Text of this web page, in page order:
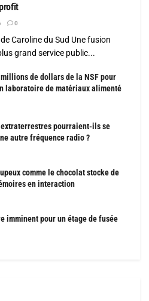
0
Caroline du Sud Une fusion
grand service public...
millions de dollars de la NSF pour
laboratoire de matériaux alimenté
pourraient-ils se
autre fréquence radio ?
comme le chocolat stocke de
en interaction
imminent pour un étage de fusée